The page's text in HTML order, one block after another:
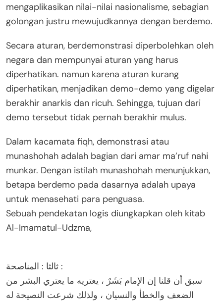
mengaplikasikan nilai-nilai nasionalisme, sebagian
golongan justru mewujudkannya dengan berdemo.
Secara aturan, berdemonstrasi diperbolehkan oleh
negara dan mempunyai aturan yang harus
diperhatikan. namun karena aturan kurang
diperhatikan, menjadikan demo-demo yang digelar
berakhir anarkis dan ricuh. Sehingga, tujuan dari
demo tersebut tidak pernah berakhir mulus.
Dalam kacamata fiqh, demonstrasi atau
munashohah adalah bagian dari amar ma’ruf nahi
munkar. Dengan istilah munashohah menunjukkan,
betapa berdemo pada dasarnya adalah upaya
untuk menasehati para penguasa.
Sebuah pendekatan logis diungkapkan oleh kitab
Al-Imamatul-Udzma,
ثالثا : المناصحة :
سبق أن قلنا إن الإمام بَشَرٌ ، يعتريه ما يعتري البشر من
الضعف والخطأ والنسيان ، ولذلك شرعت النصيحة له